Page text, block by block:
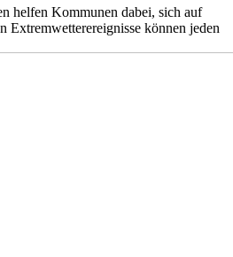
helfen Kommunen dabei, sich auf
Extremwetterereignisse können jeden